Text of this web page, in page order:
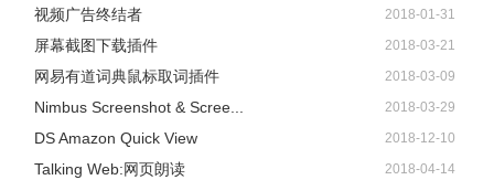
视频广告终结者 2018-01-31
屏幕截图下载插件 2018-03-21
网易有道词典鼠标取词插件 2018-03-09
Nimbus Screenshot & Scree... 2018-03-29
DS Amazon Quick View 2018-12-10
Talking Web:网页朗读 2018-04-14